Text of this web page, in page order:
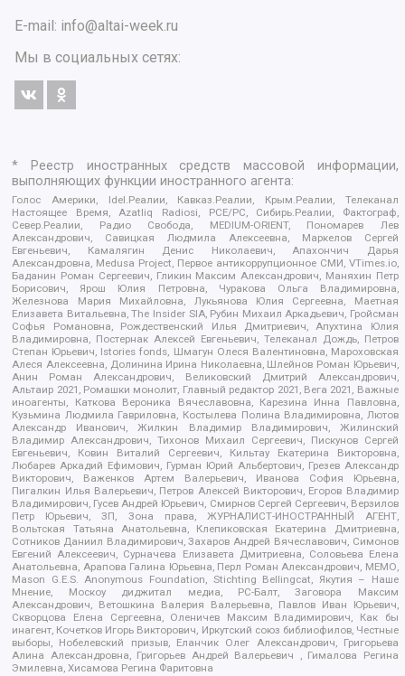
E-mail: info@altai-week.ru
Мы в социальных сетях:
* Реестр иностранных средств массовой информации,
выполняющих функции иностранного агента:
Голос Америки, Idel.Реалии, Кавказ.Реалии, Крым.Реалии, Телеканал
Настоящее Время, Azatliq Radiosi, PCE/PC, Сибирь.Реалии, Фактограф,
Север.Реалии, Радио Свобода, MEDIUM-ORIENT, Пономарев Лев
Александрович, Савицкая Людмила Алексеевна, Маркелов Сергей
Евгеньевич, Камалягин Денис Николаевич, Апахончич Дарья
Александровна, Medusa Project, Первое антикоррупционное СМИ, VTimes.io,
Баданин Роман Сергеевич, Гликин Максим Александрович, Маняхин Петр
Борисович, Ярош Юлия Петровна, Чуракова Ольга Владимировна,
Железнова Мария Михайловна, Лукьянова Юлия Сергеевна, Маетная
Елизавета Витальевна, The Insider SIA, Рубин Михаил Аркадьевич, Гройсман
Софья Романовна, Рождественский Илья Дмитриевич, Апухтина Юлия
Владимировна, Постернак Алексей Евгеньевич, Телеканал Дождь, Петров
Степан Юрьевич, Istories fonds, Шмагун Олеся Валентиновна, Мароховская
Алеся Алексеевна, Долинина Ирина Николаевна, Шлейнов Роман Юрьевич,
Анин Роман Александрович, Великовский Дмитрий Александрович,
Альтаир 2021, Ромашки монолит, Главный редактор 2021, Вега 2021, Важные
иноагенты, Каткова Вероника Вячеславовна, Карезина Инна Павловна,
Кузьмина Людмила Гавриловна, Костылева Полина Владимировна, Лютов
Александр Иванович, Жилкин Владимир Владимирович, Жилинский
Владимир Александрович, Тихонов Михаил Сергеевич, Пискунов Сергей
Евгеньевич, Ковин Виталий Сергеевич, Кильтау Екатерина Викторовна,
Любарев Аркадий Ефимович, Гурман Юрий Альбертович, Грезев Александр
Викторович, Важенков Артем Валерьевич, Иванова София Юрьевна,
Пигалкин Илья Валерьевич, Петров Алексей Викторович, Егоров Владимир
Владимирович, Гусев Андрей Юрьевич, Смирнов Сергей Сергеевич, Верзилов
Петр Юрьевич, ЗП, Зона права, ЖУРНАЛИСТ-ИНОСТРАННЫЙ АГЕНТ,
Вольтская Татьяна Анатольевна, Клепиковская Екатерина Дмитриевна,
Сотников Даниил Владимирович, Захаров Андрей Вячеславович, Симонов
Евгений Алексеевич, Сурначева Елизавета Дмитриевна, Соловьева Елена
Анатольевна, Арапова Галина Юрьевна, Перл Роман Александрович, МЕМО,
Mason G.E.S. Anonymous Foundation, Stichting Bellingcat, Якутия – Наше
Мнение, Москоу диджитал медиа, РС-Балт, Заговора Максим
Александрович, Ветошкина Валерия Валерьевна, Павлов Иван Юрьевич,
Скворцова Елена Сергеевна, Оленичев Максим Владимирович, Как бы
инагент, Кочетков Игорь Викторович, Иркутский союз библиофилов, Честные
выборы, Нобелевский призыв, Еланчик Олег Александрович, Григорьева
Алина Александровна, Григорьев Андрей Валерьевич , Гималова Регина
Эмилевна, Хисамова Регина Фаритовна